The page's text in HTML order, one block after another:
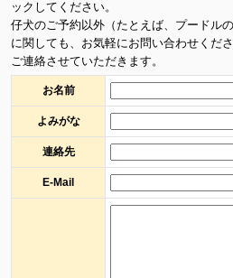
ックしてください。
仔犬のご予約以外（たとえば、プードル
に関しても、お気軽にお問い合わせくだ
ご連絡させていただきます。
お名前
よみがな
連絡先
E-Mail